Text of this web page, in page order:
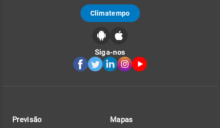
Climatempo
Siga-nos
Previsão Mapas